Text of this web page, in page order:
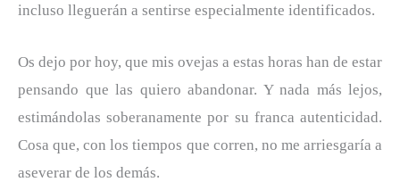
incluso lleguerán a sentirse especialmente identificados.
Os dejo por hoy, que mis ovejas a estas horas han de estar
pensando que las quiero abandonar. Y nada más lejos,
estimándolas soberanamente por su franca autenticidad.
Cosa que, con los tiempos que corren, no me arriesgaría a
aseverar de los demás.